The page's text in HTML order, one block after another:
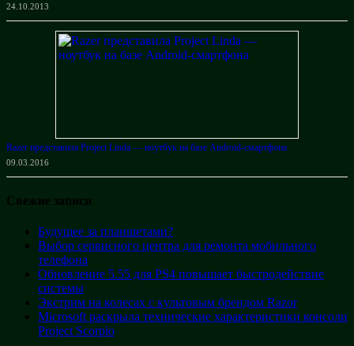
24.10.2013
Razer представила Project Linda — ноутбук на базе Android-смартфона
09.03.2016
Свежие записи
Будущее за планшетами?
Выбор сервисного центра для ремонта мобильного
телефона
Обновление 5.55 для PS4 повышает быстродействие
системы
Экстрим на колесах с культовым брендом Razor
Microsoft раскрыла технические характеристики консоли
Project Scorpio